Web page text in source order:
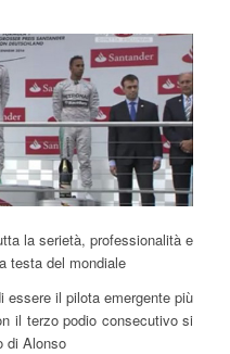
la serietà, professionalità e
testa del mondiale
essere il pilota emergente più
il terzo podio consecutivo si
di Alonso